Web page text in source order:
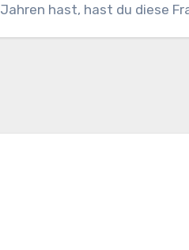
Jahren hast, hast du diese